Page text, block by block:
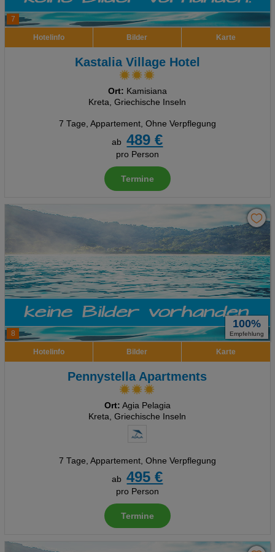
7
Hotelinfo Bilder Karte
Kastalia Village Hotel
Ort: Kamisiana
Kreta, Griechische Inseln
7 Tage, Appartement, Ohne Verpflegung
ab
489 €
pro Person
Termine
8
100%
Empfehlung
Hotelinfo Bilder Karte
Pennystella Apartments
Ort: Agia Pelagia
Kreta, Griechische Inseln
7 Tage, Appartement, Ohne Verpflegung
ab
495 €
pro Person
Termine